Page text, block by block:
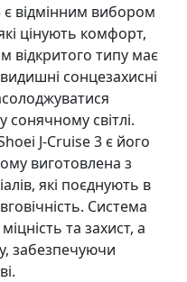
відмінним вибором
цінують комфорт,
відкритого типу має
сонцезахисні
сонячному світлі.
J-Cruise 3 є його
виготовлена ​​з
які поєднують в
Система
та захист, а
забезпечуючи